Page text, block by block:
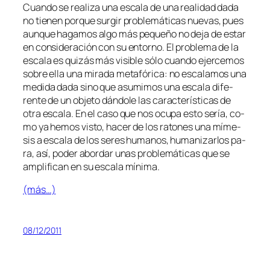
Cuando se rea­li­za una es­ca­la de una reali­dad da­da
no tie­nen por­que sur­gir pro­ble­má­ti­cas nue­vas, pues
aun­que ha­ga­mos al­go más pe­que­ño no de­ja de es­tar
en con­si­de­ra­ción con su en­torno. El pro­ble­ma de la
es­ca­la es qui­zás más vi­si­ble só­lo cuan­do ejer­ce­mos
so­bre ella una mi­ra­da me­ta­fó­ri­ca: no es­ca­la­mos una
me­di­da da­da sino que asu­mi­mos una es­ca­la di­fe­
ren­te de un ob­je­to dán­do­le las ca­rac­te­rís­ti­cas de
otra es­ca­la. En el ca­so que nos ocu­pa es­to se­ría, co­
mo ya he­mos vis­to, ha­cer de los ra­to­nes una mí­me­
sis a es­ca­la de los se­res hu­ma­nos, hu­ma­ni­zar­los pa­
ra, así, po­der abor­dar unas pro­ble­má­ti­cas que se
am­pli­fi­can en su es­ca­la mínima.
(más…)
08/12/2011